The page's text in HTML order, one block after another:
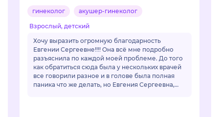
гинеколог акушер-гинеколог
Взрослый, детский
Хочу выразить огромную благодарность
Евгении Сергеевне!!!! Она всё мне подробно
разъяснила по каждой моей проблеме. До того
как обратиться сюда была у нескольких врачей
все говорили разное и в голове была полная
паника что же делать, но Евгения Сергеевна,